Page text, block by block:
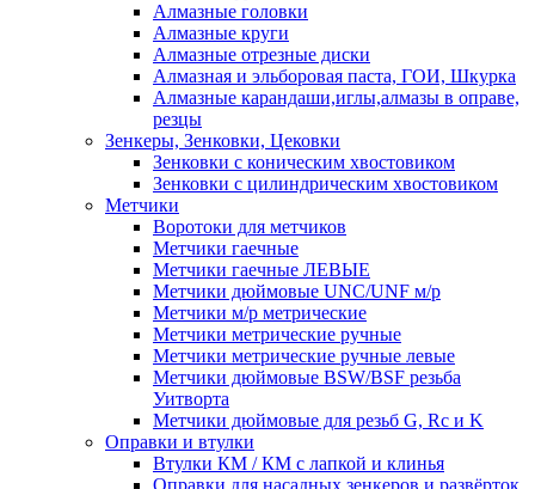
Алмазные головки
Алмазные круги
Алмазные отрезные диски
Алмазная и эльборовая паста, ГОИ, Шкурка
Алмазные карандаши,иглы,алмазы в оправе,
резцы
Зенкеры, Зенковки, Цековки
Зенковки с коническим хвостовиком
Зенковки с цилиндрическим хвостовиком
Метчики
Воротоки для метчиков
Метчики гаечные
Метчики гаечные ЛЕВЫЕ
Метчики дюймовые UNC/UNF м/р
Метчики м/р метрические
Метчики метрические ручные
Метчики метрические ручные левые
Метчики дюймовые BSW/BSF резьба
Уитворта
Метчики дюймовые для резьб G, Rc и K
Оправки и втулки
Втулки КМ / КМ с лапкой и клинья
Оправки для насадных зенкеров и развёрток